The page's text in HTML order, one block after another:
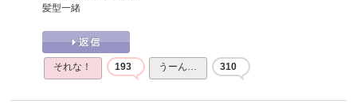
髪型一緒
それな！ 193 うーん… 310